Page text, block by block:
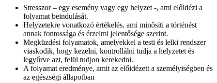
Stresszor – egy esemény vagy egy helyzet -, ami előidézi a
folyamat beindulását.
Helyzetekre vonatkozó értékelés, ami minősíti a történést
annak fontossága és érzelmi jelentősége szerint.
Megküzdési folyamatok, amelyekkel a testi és lelki rendszer
viaskodik, hogy kezelni, kontrollálni tudja a helyzetet és
legyűrve azt, felül tudjon kerekedni.
A folyamat eredménye, amit az előidézett a személyiségben és
az egészségi állapotban